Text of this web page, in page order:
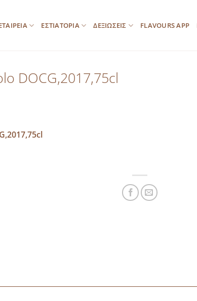
ΕΣΤΙΑΤΟΡΙΑ ΔΕΞΙΩΣΕΙΣ FLAVOURS APP
DOCG,2017,75cl